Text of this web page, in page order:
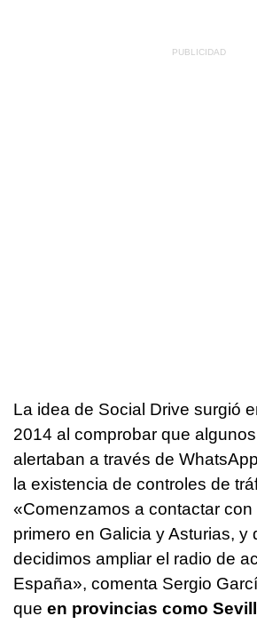
La idea de Social Drive surgió
2014 al comprobar que
alertaban a través de
la existencia de controles de
«Comenzamos a contactar con
primero en Galicia y Asturias, y
decidimos ampliar el radio de
España», comenta Sergio
que en provincias como